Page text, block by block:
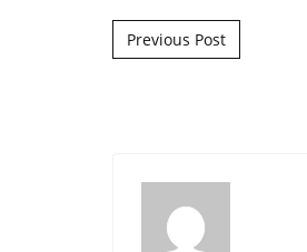
Post navigation
Previous Post